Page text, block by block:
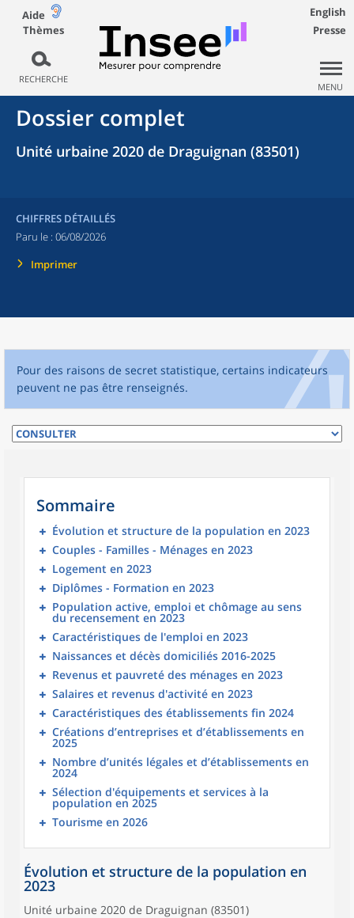
Aide
Thèmes
RECHERCHE
English
Presse
MENU
Dossier complet
Unité urbaine 2020 de Draguignan (83501)
CHIFFRES DÉTAILLÉS
Paru le : 06/08/2026
Imprimer
Pour des raisons de secret statistique, certains indicateurs
peuvent ne pas être renseignés.
Sommaire
Évolution et structure de la population en 2023
Couples - Familles - Ménages en 2023
Logement en 2023
Diplômes - Formation en 2023
Population active, emploi et chômage au sens
du recensement en 2023
Caractéristiques de l'emploi en 2023
Naissances et décès domiciliés 2016-2025
Revenus et pauvreté des ménages en 2023
Salaires et revenus d'activité en 2023
Caractéristiques des établissements fin 2024
Créations d’entreprises et d’établissements en
2025
Nombre d’unités légales et d’établissements en
2024
Sélection d'équipements et services à la
population en 2025
Tourisme en 2026
Évolution et structure de la population en
2023
Unité urbaine 2020 de Draguignan (83501)